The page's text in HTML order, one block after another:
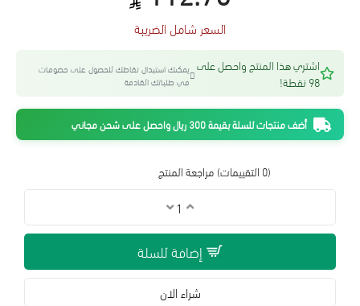
(0 التقييمات) مراجعة المنتج
السعر شامل الضريبة
اشتري هذا المنتج واحصل على
98 نقطة!
يمكنك استبدال نقاطك للحصول على خصومات
في طلباتك القادمة
أضف منتجات للسلة بقيمة 300 ريال واحصل على شحن مجاني
إضافة للسلة
شراء الان